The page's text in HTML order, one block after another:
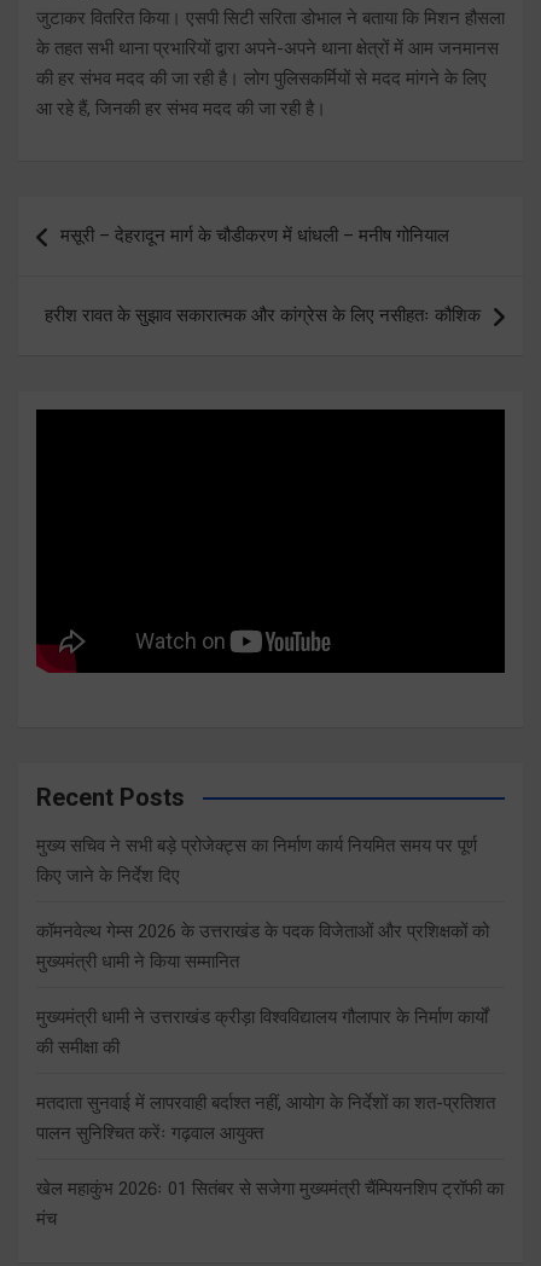
जुटाकर वितरित किया। एसपी सिटी सरिता डोभाल ने बताया कि मिशन हौसला
के तहत सभी थाना प्रभारियों द्वारा अपने-अपने थाना क्षेत्रों में आम जनमानस
की हर संभव मदद की जा रही है। लोग पुलिसकर्मियों से मदद मांगने के लिए
आ रहे हैं, जिनकी हर संभव मदद की जा रही है।
navigation
मसूरी – देहरादून मार्ग के चौडीकरण में धांधली – मनीष गोनियाल
हरीश रावत के सुझाव सकारात्मक और कांग्रेस के लिए नसीहतः कौशिक
Recent Posts
मुख्य सचिव ने सभी बड़े प्रोजेक्ट्स का निर्माण कार्य नियमित समय पर पूर्ण
किए जाने के निर्देश दिए
कॉमनवेल्थ गेम्स 2026 के उत्तराखंड के पदक विजेताओं और प्रशिक्षकों को
मुख्यमंत्री धामी ने किया सम्मानित
मुख्यमंत्री धामी ने उत्तराखंड क्रीड़ा विश्वविद्यालय गौलापार के निर्माण कार्यों
की समीक्षा की
मतदाता सुनवाई में लापरवाही बर्दाश्त नहीं, आयोग के निर्देशों का शत-प्रतिशत
पालन सुनिश्चित करेंः गढ़वाल आयुक्त
खेल महाकुंभ 2026ः 01 सितंबर से सजेगा मुख्यमंत्री चैंम्पियनशिप ट्रॉफी का
मंच